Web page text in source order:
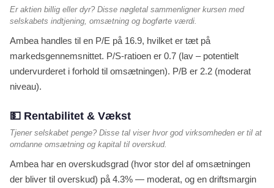
Er aktien billig eller dyr? Disse nøgletal sammenligner kursen med
selskabets indtjening, omsætning og bogførte værdi.
Ambea handles til en P/E på 16.9, hvilket er tæt på
markedsgennemsnittet. P/S-ratioen er 0.7 (lav – potentielt
undervurderet i forhold til omsætningen). P/B er 2.2 (moderat
niveau).
💵 Rentabilitet & Vækst
Tjener selskabet penge? Disse tal viser hvor god virksomheden er til at
omdanne omsætning og kapital til overskud.
Ambea har en overskudsgrad (hvor stor del af omsætningen
der bliver til overskud) på 4.3% — moderat, og en driftsmargin